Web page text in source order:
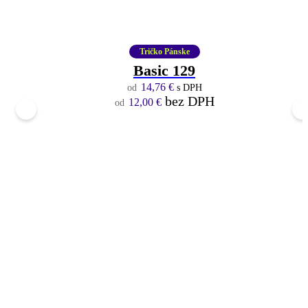
Tričko Pánske
Basic 129
14,76 € s DPH
12,00 €bez DPH